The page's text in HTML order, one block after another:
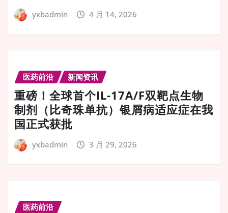
yxbadmin 4 月 14, 2026
医药前沿 新闻资讯
重磅！全球首个IL-17A/F双靶点生物
制剂（比奇珠单抗）银屑病适应症在我
国正式获批
yxbadmin 3 月 29, 2026
医药前沿